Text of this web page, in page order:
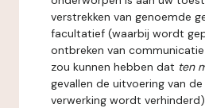
verstrekken van genoemde
facultatief (waarbij wordt
ontbreken van
zou kunnen hebben dat ten
gevallen de uitvoering van
verwerking wordt